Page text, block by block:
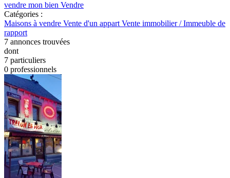
vendre mon bien Vendre
Catégories :
Maisons à vendre Vente d'un appartVente immobilier / Immeuble de
rapport
7 annonces trouvées
dont
7 particuliers
0 professionnels